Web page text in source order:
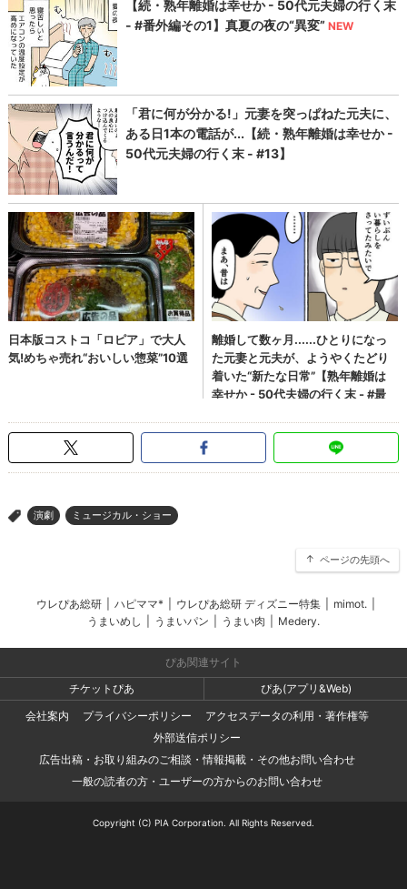
> 演劇 ミュージカル・ショー
ページの先頭へ
ウレぴあ総研 ハピママ* ウレぴあ総研 ディズニー特集 mimot.
うまいめし
うまいパン うまい肉 Medery.
ぴあ関連サイト
チケットぴあ
ぴあ(アプリ&Web)
会社案内
プライバシーポリシー
アクセスデータの利用・著作権等
外部送信ポリシー
広告出稿・お取り組みのご相談・情報掲載・その他お問い合わせ
一般の読者の方・ユーザーの方からのお問い合わせ
Copyright (C) PIA Corporation. All Rights Reserved.